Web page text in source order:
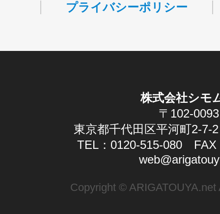
プライバシーポリシー
株式会社シモ
〒102-0093
東京都千代田区平河町2-7-
TEL：0120-515-080 FAX
Copyright ©